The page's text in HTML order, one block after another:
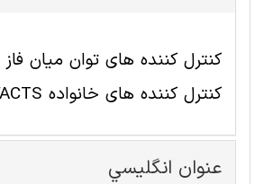
کنترل کننده های توان میان
کنترل کننده های خانواده FACTS
عنوان انگليسي